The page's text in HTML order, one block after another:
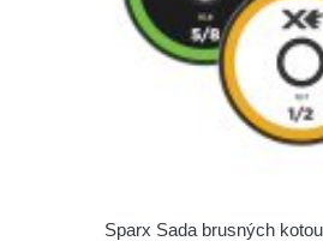
Sparx Sada brusných